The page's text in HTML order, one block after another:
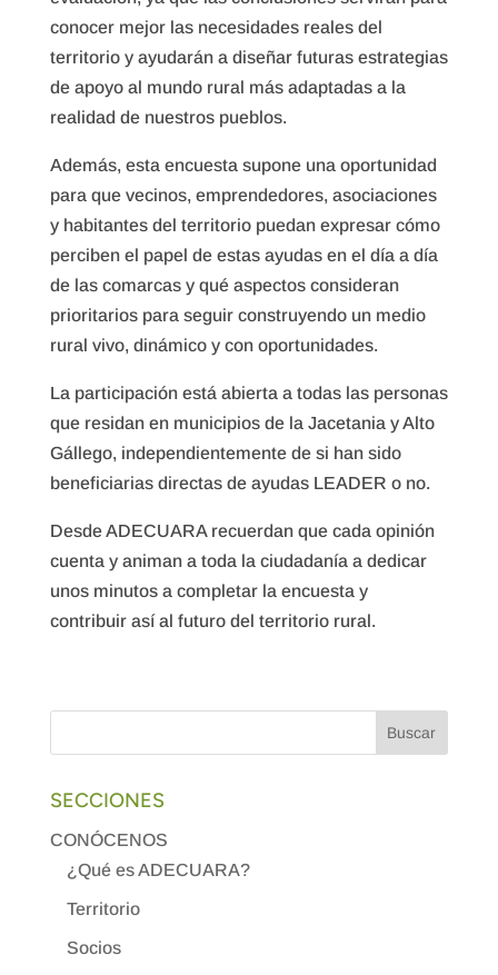
conocer mejor las necesidades reales del
territorio y ayudarán a diseñar futuras estrategias
de apoyo al mundo rural más adaptadas a la
realidad de nuestros pueblos.
Además, esta encuesta supone una oportunidad
para que vecinos, emprendedores, asociaciones
y habitantes del territorio puedan expresar cómo
perciben el papel de estas ayudas en el día a día
de las comarcas y qué aspectos consideran
prioritarios para seguir construyendo un medio
rural vivo, dinámico y con oportunidades.
La participación está abierta a todas las personas
que residan en municipios de la Jacetania y Alto
Gállego, independientemente de si han sido
beneficiarias directas de ayudas LEADER o no.
Desde ADECUARA recuerdan que cada opinión
cuenta y animan a toda la ciudadanía a dedicar
unos minutos a completar la encuesta y
contribuir así al futuro del territorio rural.
SECCIONES
CONÓCENOS
¿Qué es ADECUARA?
Territorio
Socios